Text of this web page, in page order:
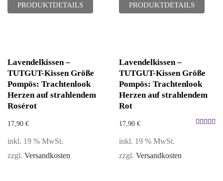
PRODUKTDETAILS PRODUKTDETAILS
Lavendelkissen –
TUTGUT-Kissen Größe
Pompös: Trachtenlook
Herzen auf strahlendem
Rosérot
17,90 €
inkl. 19 % MwSt.
zzgl. Versandkosten
Lavendelkissen –
TUTGUT-Kissen Größe
Pompös: Trachtenlook
Herzen auf strahlendem
Rot
17,90 €
inkl. 19 % MwSt.
zzgl. Versandkosten